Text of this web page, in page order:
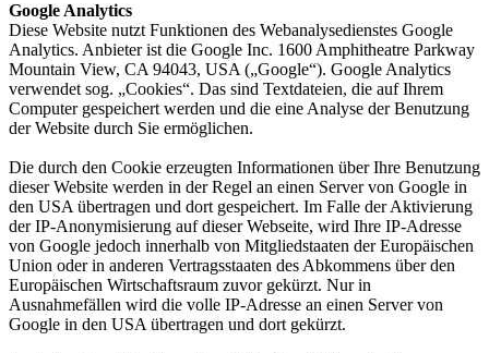
Google Analytics
Diese Website nutzt Funktionen des Webanalysedienstes Google
Analytics. Anbieter ist die Google Inc. 1600 Amphitheatre Parkway
Mountain View, CA 94043, USA („Google“). Google Analytics
verwendet sog. „Cookies“. Das sind Textdateien, die auf Ihrem
Computer gespeichert werden und die eine Analyse der Benutzung
der Website durch Sie ermöglichen.
Die durch den Cookie erzeugten Informationen über Ihre Benutzung
dieser Website werden in der Regel an einen Server von Google in
den USA übertragen und dort gespeichert. Im Falle der Aktivierung
der IP-Anonymisierung auf dieser Webseite, wird Ihre IP-Adresse
von Google jedoch innerhalb von Mitgliedstaaten der Europäischen
Union oder in anderen Vertragsstaaten des Abkommens über den
Europäischen Wirtschaftsraum zuvor gekürzt. Nur in
Ausnahmefällen wird die volle IP-Adresse an einen Server von
Google in den USA übertragen und dort gekürzt.